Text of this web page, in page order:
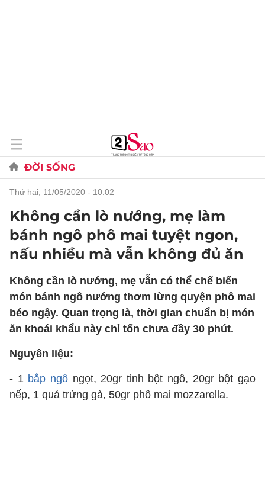
ĐỜI SỐNG
thứ hai, 11/05/2020 - 10:02
Không cần lò nướng, mẹ làm
bánh ngô phô mai tuyệt ngon,
nấu nhiều mà vẫn không đủ ăn
Không cần lò nướng, mẹ vẫn có thể chế biến
món bánh ngô nướng thơm lừng quyện phô mai
béo ngậy. Quan trọng là, thời gian chuẩn bị món
ăn khoái khẩu này chỉ tốn chưa đầy 30 phút.
Nguyên liệu:
- 1 bắp ngôngọt, 20gr tinh bột ngô, 20gr bột gạo
nếp, 1 quả trứng gà, 50gr phô mai mozzarella.